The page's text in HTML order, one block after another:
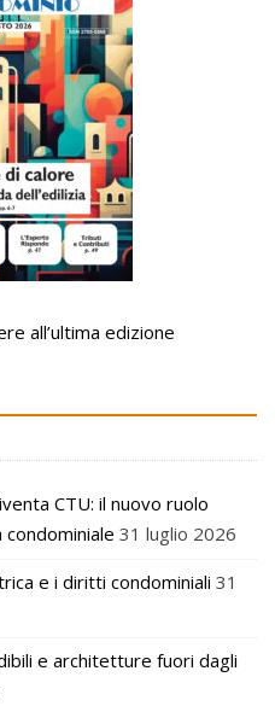
all’ultima edizione
CTU: il nuovo ruolo
condominiale 31 luglio 2026
e i diritti condominiali 31
e architetture fuori dagli